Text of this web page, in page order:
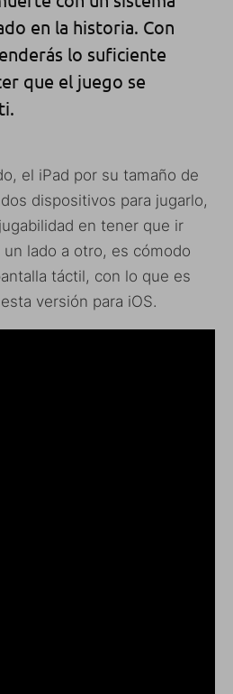
en la historia. Con
lo suficiente
que el juego se
el iPad por su tamaño de
dispositivos para jugarlo,
en tener que ir
lado a otro, es cómodo
táctil, con lo que es
versión para iOS.